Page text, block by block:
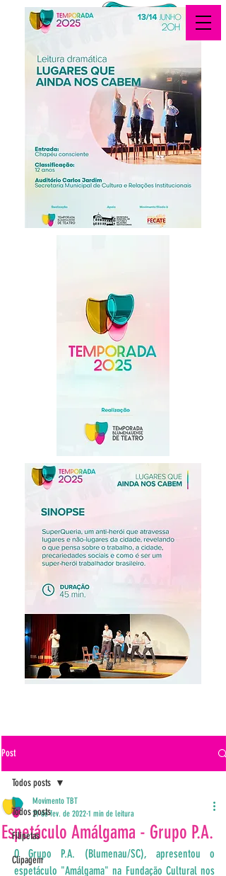
Post
Todos posts
Filipetas
Clipagem
Todos posts
Espetáculo Amálgama - Grupo P.A.
Movimento TBT
21 de fev. de 2022 1 min de leitura
O Grupo P.A. (Blumenau/SC), apresentou o
espetáculo "Amálgama" na Fundação Cultural nos